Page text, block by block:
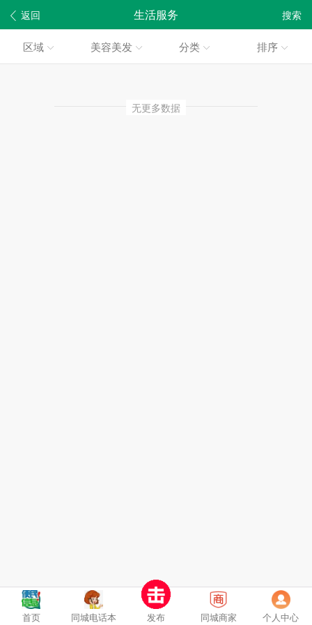
返回 搜索
生活服务
区域 美容美发 分类 排序
无更多数据
首页 同城电话本 发布 同城商家 个人中心